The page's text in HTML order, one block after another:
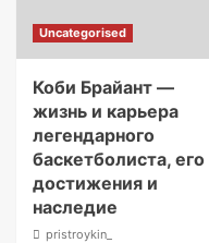
Uncategorised
Коби Брайант —
жизнь и карьера
легендарного
баскетболиста, его
достижения и
наследие
pristroykin_